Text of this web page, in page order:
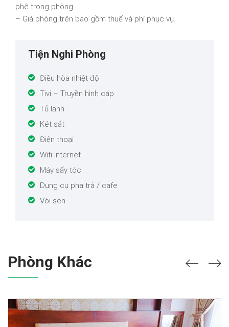
phê trong phòng.
– Giá phòng trên bao gồm thuế và phí phục vụ.
Tiện Nghi Phòng
Điều hòa nhiệt độ
Tivi – Truyền hình cáp
Tủ lạnh
Két sắt
Điện thoại
Wifi Internet
Máy sấy tóc
Dụng cụ pha trà / cafe
Vòi sen
Phòng Khác